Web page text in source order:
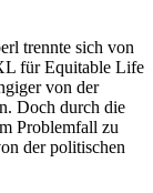
trennte sich von
für Equitable Life
von der
Doch durch die
Problemfall zu
der politischen